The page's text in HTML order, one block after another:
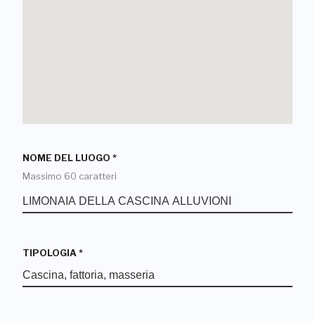
NOME DEL LUOGO *
Massimo 60 caratteri
TIPOLOGIA *